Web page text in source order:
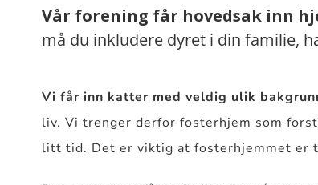
Vår forening får hovedsak inn
må du inkludere dyret i din familie,
Vi får inn katter med veldig ulik
liv. Vi trenger derfor fosterhjem som
litt tid. Det er viktig at fosterhjemmet er